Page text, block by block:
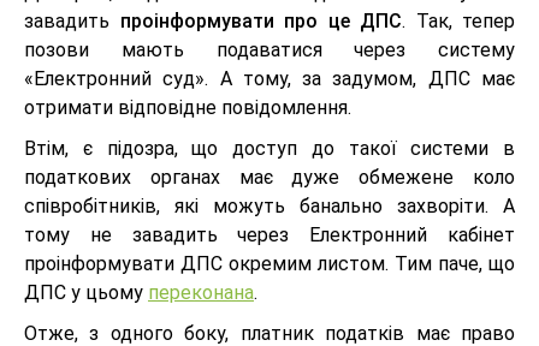
завадить проінформувати про це ДПС. Так, тепер
позови мають подаватися через систему
«Електронний суд». А тому, за задумом, ДПС має
отримати відповідне повідомлення.
Втім, є підозра, що доступ до такої системи в
податкових органах має дуже обмежене коло
співробітників, які можуть банально захворіти. А
тому не завадить через Електронний кабінет
проінформувати ДПС окремим листом. Тим паче, що
ДПС у цьому переконана.
Отже, з одного боку, платник податків має право